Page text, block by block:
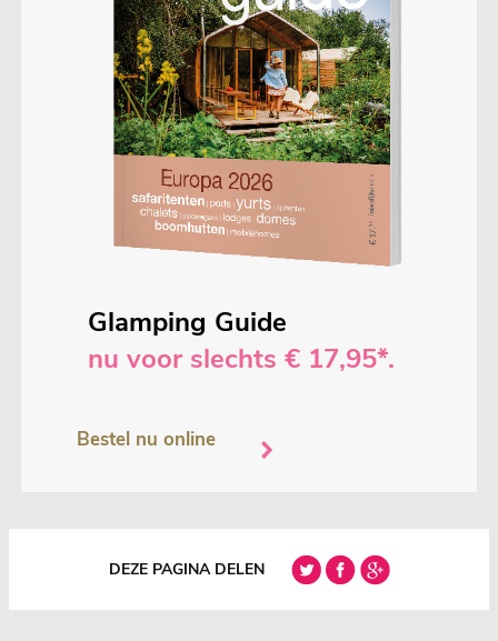
Glamping Guide
nu voor slechts € 17,95*.
Bestel nu online
DEZE PAGINA DELEN